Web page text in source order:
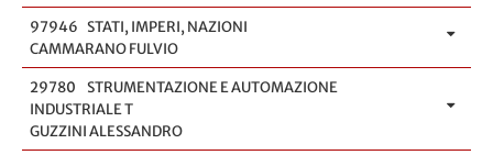
97946 STATI, IMPERI, NAZIONI
CAMMARANO FULVIO
29780
STRUMENTAZIONE E AUTOMAZIONE
INDUSTRIALE T
GUZZINI ALESSANDRO